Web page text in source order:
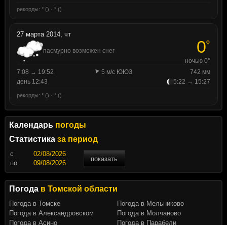
рекорды: ° () · ° ()
27 марта 2014, чт
пасмурно возможен снег 0°
ночью 0°
7:08 → 19:52
5 м/с ЮЮЗ
742 мм
день 12:43
5:22 → 15:27
рекорды: ° () · ° ()
Календарь погоды
Статистика за период
c
показать
по
Погода в Томской области
Погода в Томске
Погода в Александровском
Погода в Асино
Погода в Мельниково
Погода в Молчаново
Погода в Парабели